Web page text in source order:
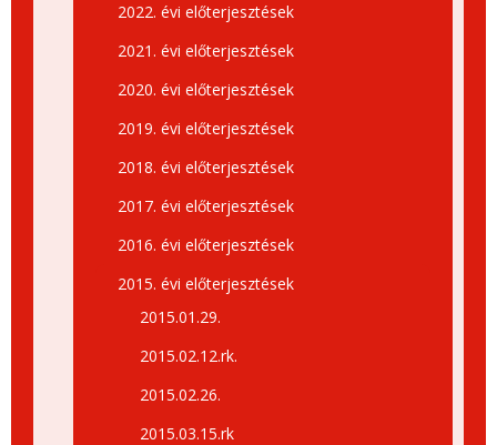
2022. évi előterjesztések
2021. évi előterjesztések
2020. évi előterjesztések
2019. évi előterjesztések
2018. évi előterjesztések
2017. évi előterjesztések
2016. évi előterjesztések
2015. évi előterjesztések
2015.01.29.
2015.02.12.rk.
2015.02.26.
2015.03.15.rk